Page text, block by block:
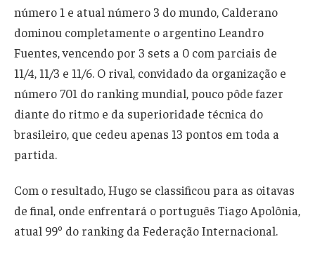
número 1 e atual número 3 do mundo, Calderano
dominou completamente o argentino Leandro
Fuentes, vencendo por 3 sets a 0 com parciais de
11/4, 11/3 e 11/6. O rival, convidado da organização e
número 701 do ranking mundial, pouco pôde fazer
diante do ritmo e da superioridade técnica do
brasileiro, que cedeu apenas 13 pontos em toda a
partida.
Com o resultado, Hugo se classificou para as oitavas
de final, onde enfrentará o português Tiago Apolônia,
atual 99º do ranking da Federação Internacional.